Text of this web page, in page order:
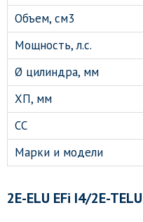
Объем, см3
Мощность, л.с.
Ø цилиндра, мм
ХП, мм
СС
Марки и модели
2E-ELU EFi I4/2E-